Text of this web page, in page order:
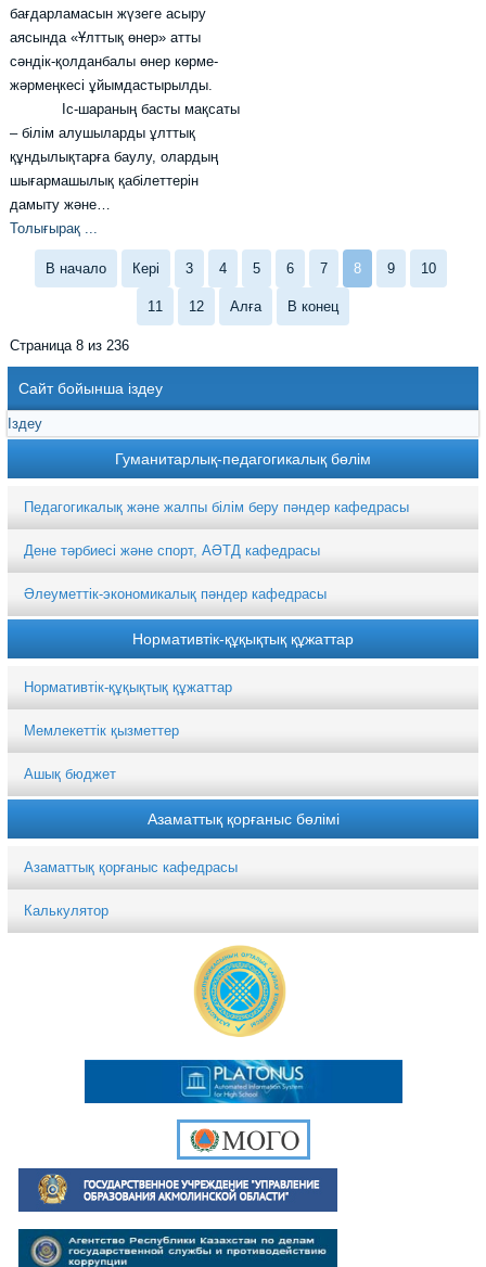
бағдарламасын жүзеге асыру
аясында «Ұлттық өнер» атты
сәндік-қолданбалы өнер көрме-
жәрмеңкесі ұйымдастырылды.
Іс-шараның басты мақсаты
– білім алушыларды ұлттық
құндылықтарға баулу, олардың
шығармашылық қабілеттерін
дамыту және…
Толығырақ ...
В начало Кері 3 4 5 6 7 8 9 10
11 12 Алға В конец
Страница 8 из 236
Сайт бойынша іздеу
Гуманитарлық-педагогикалық бөлім
Педагогикалық және жалпы білім беру пәндер кафедрасы
Дене тәрбиесі және спорт, АӘТД кафедрасы
Әлеуметтік-экономикалық пәндер кафедрасы
Нормативтік-құқықтық құжаттар
Нормативтік-құқықтық құжаттар
Мемлекеттік қызметтер
Ашық бюджет
Азаматтық қорғаныс бөлімі
Азаматтық қорғаныс кафедрасы
Калькулятор